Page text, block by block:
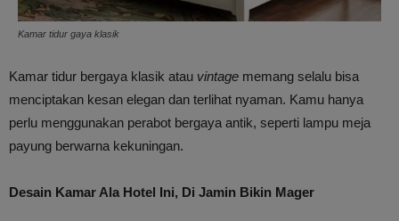
Kamar tidur gaya klasik
Kamar tidur bergaya klasik atau vintage memang selalu bisa
menciptakan kesan elegan dan terlihat nyaman. Kamu hanya
perlu menggunakan perabot bergaya antik, seperti lampu meja
payung berwarna kekuningan.
Desain Kamar Ala Hotel Ini, Di Jamin Bikin Mager